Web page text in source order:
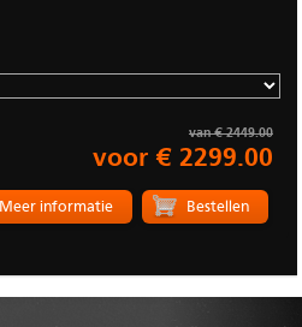
van € 2449.00
voor € 2299.00
Meer informatie